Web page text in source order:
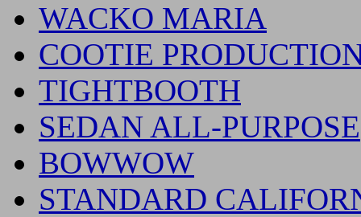
WACKO MARIA
COOTIE
TIGHTBOOTH
SEDAN ALL-PURPOSE
BOWWOW
STANDARD